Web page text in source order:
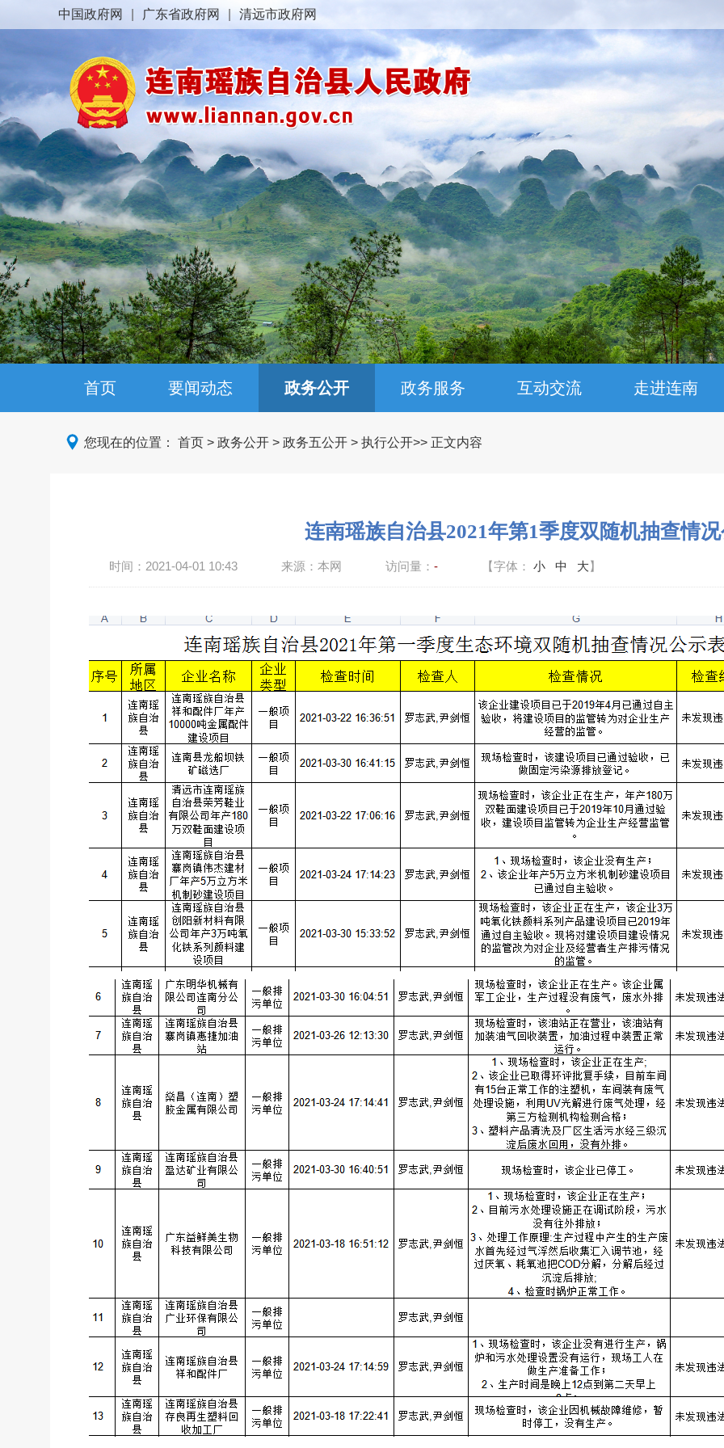
中国政府网 广东省政府网 清远市政府网
首页 要闻动态 政务公开 政务服务 互动交流 走进连南
您现在的位置： 首页 > 政务公开 > 政务五公开 > 执行公开>> 正文内容
连南瑶族自治县2021年第1季度双随机抽查情
时间： 2021-04-01 10:43 来源：本网 访问量： - 【字体： 小 中 大】